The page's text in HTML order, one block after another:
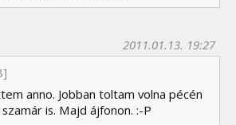
2011.01.13. 19:27
anno. Jobban toltam volna pécén
is. Majd ájfonon. :-P